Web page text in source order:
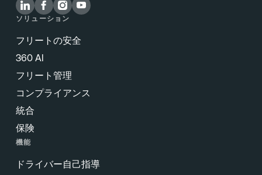
ソリューション
フリートの安全
360 AI
フリート管理
コンプライアンス
統合
保険
機能
ドライバー自己指導